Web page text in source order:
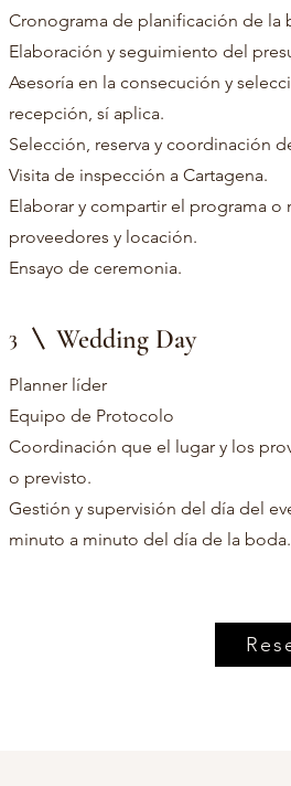
Cronograma de planificación de la
Elaboración y seguimiento del
Asesoría en la consecución y
recepción, sí aplica.
Selección, reserva y coordinación
Visita de inspección a Cartagena.
Elaborar y compartir el programa
proveedores y locación.
Ensayo de ceremonia.
3 Wedding Day
Planner líder
Equipo de Protocolo
Coordinación que el lugar y los
o previsto.
Gestión y supervisión del día del
minuto a minuto del día de la boda.